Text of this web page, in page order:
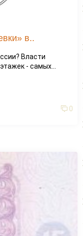
в..
Власти
- самых...
0